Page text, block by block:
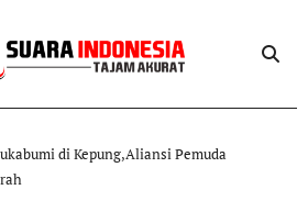
di Kepung,Aliansi Pemuda